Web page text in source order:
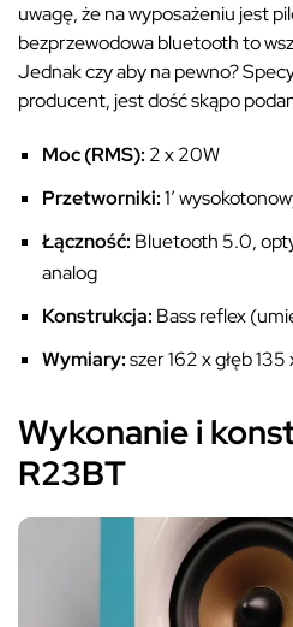
uwagę, że na wyposażeniu jest
bezprzewodowa bluetooth to
Jednak czy aby na pewno?
producent, jest dość skąpo
Moc (RMS): 2 x 20W
Przetworniki:1’
Łączność: Bluetooth 5.0,
analog
Konstrukcja: Bass reflex
Wymiary:szer 162 x głęb
Wykonanie i
R23BT